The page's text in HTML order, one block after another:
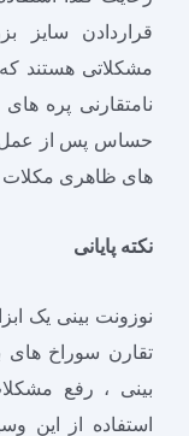
قراردادن سایز
مشکلاتی هستند
نامتقارنی پره
حساس پس از عمل
های ظاهری مکلات
نکته پایانی
نوزونت بینی یک
تقارن سوراخ های
بینی ، رفع
استفاده از این